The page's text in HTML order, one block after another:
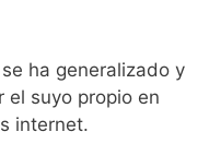
ha generalizado y
el suyo propio en
internet.